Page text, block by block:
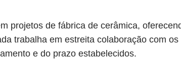
projetos de fábrica de cerâmica,
trabalha em estreita colaboração com
e do prazo estabelecidos.